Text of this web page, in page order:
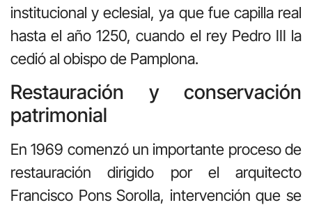
institucional y eclesial, ya que fue capilla real
hasta el año 1250, cuando el rey Pedro III la
cedió al obispo de Pamplona.
Restauración y conservación
patrimonial
En 1969 comenzó un importante proceso de
restauración dirigido por el arquitecto
Francisco Pons Sorolla, intervención que se